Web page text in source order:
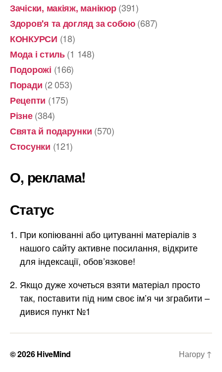
Зачіски, макіяж, манікюр(391)
Здоров'я та догляд за собою(687)
КОНКУРСИ (18)
Мода і стиль(1 148)
Подорожі (166)
Поради (2 053)
Рецепти (175)
Різне(384)
Свята й подарунки (570)
Стосунки (121)
О, реклама!
Статус
При копіюванні або цитуванні матеріалів з
нашого сайту активне посилання, відкрите
для індексації, обов’язкове!
Якщо дуже хочеться взяти матеріал просто
так, поставити під ним своє ім’я чи зграбити –
дивися пункт №1
© 2026HiveMind Нагору ↑